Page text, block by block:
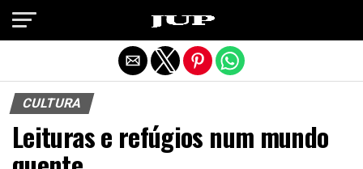
CULTURA
Leituras e refúgios num mundo
Exit mobile version